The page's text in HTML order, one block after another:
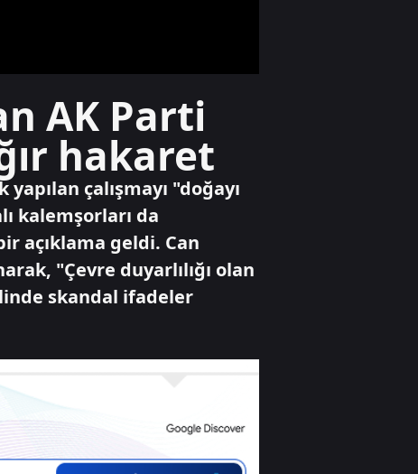
TOGG'da ağustos
kampanyası
başladı
Spor
Fenerbahçe 2-0
Sturm Graz
AK Parti
hakaret
çalışmayı "doğayı
kalemşorları da
açıklama geldi. Can
"Çevre duyarlılığı olan
skandal ifadeler